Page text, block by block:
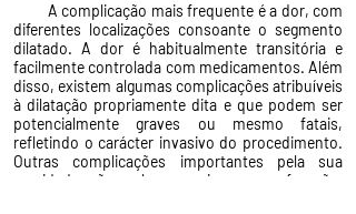
A complicação mais frequente é a dor, com
diferentes localizações consoante o segmento
dilatado. A dor é habitualmente transitória e
facilmente controlada com medicamentos. Além
disso, existem algumas complicações atribuíveis
à dilatação propriamente dita e que podem ser
potencialmente graves ou mesmo fatais,
refletindo o carácter invasivo do procedimento.
Outras complicações importantes pela sua
gravidade são a hemorragia e a perfuração.